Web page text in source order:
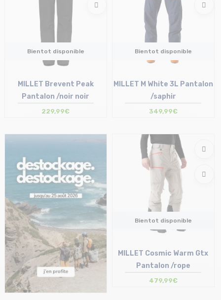
Bientot disponible
MILLET Brevent Peak
Pantalon /noir noir
229,99€
Bientot disponible
MILLET M White 3L Pantalon
/saphir
349,99€
Bientot disponible
MILLET Cosmic Warm Gtx
Pantalon /rope
479,99€